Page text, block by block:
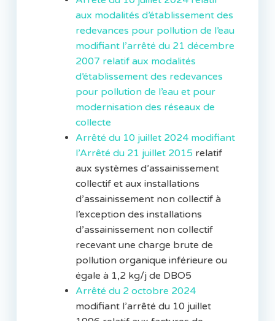
aux modalités d’établissement des
redevances pour pollution de l’eau
modifiant l’arrêté du 21 décembre
2007 relatif aux modalités
d’établissement des redevances
pour pollution de l’eau et pour
modernisation des réseaux de
collecte
Arrêté du 10 juillet 2024 modifiant
l’Arrêté du 21 juillet 2015relatif
aux systèmes d’assainissement
collectif et aux installations
d’assainissement non collectif à
l’exception des installations
d’assainissement non collectif
recevant une charge brute de
pollution organique inférieure ou
égale à 1,2 kg/j de DBO5
Arrêté du 2 octobre 2024
modifiant l’arrêté du 10 juillet